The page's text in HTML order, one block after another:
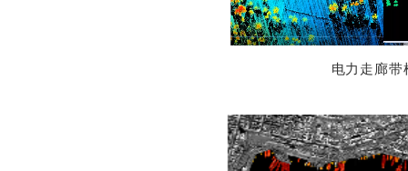
电力走廊